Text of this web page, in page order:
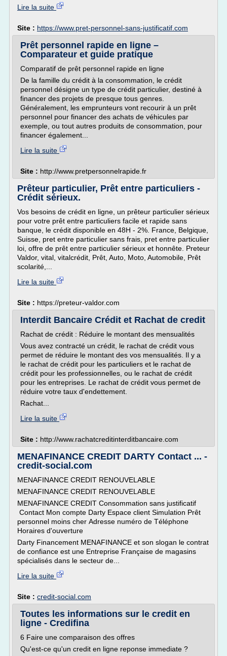
Lire la suite
Site : https://www.pret-personnel-sans-justificatif.com
Prêt personnel rapide en ligne –
Comparateur et guide pratique
Comparatif de prêt personnel rapide en ligne
De la famille du crédit à la consommation, le crédit
personnel désigne un type de crédit particulier, destiné à
financer des projets de presque tous genres.
Généralement, les emprunteurs vont recourir à un prêt
personnel pour financer des achats de véhicules par
exemple, ou tout autres produits de consommation, pour
financer également...
Lire la suite
Site : http://www.pretpersonnelrapide.fr
Prêteur particulier, Prêt entre particuliers -
Crédit sérieux.
Vos besoins de crédit en ligne, un prêteur particulier sérieux
pour votre prêt entre particuliers facile et rapide sans
banque, le crédit disponible en 48H - 2%. France, Belgique,
Suisse, pret entre particulier sans frais, pret entre particulier
loi, offre de prêt entre particulier sérieux et honnête. Preteur
Valdor, vital, vitalcrédit, Prêt, Auto, Moto, Automobile, Prêt
scolarité,...
Lire la suite
Site : https://preteur-valdor.com
Interdit Bancaire Crédit et Rachat de credit
Rachat de crédit : Réduire le montant des mensualités
Vous avez contracté un crédit, le rachat de crédit vous
permet de réduire le montant des vos mensualités. Il y a
le rachat de crédit pour les particuliers et le rachat de
crédit pour les professionnelles, ou le rachat de crédit
pour les entreprises. Le rachat de crédit vous permet de
réduire votre taux d'endettement.
Rachat...
Lire la suite
Site : http://www.rachatcreditinterditbancaire.com
MENAFINANCE CREDIT DARTY Contact ... -
credit-social.com
MENAFINANCE CREDIT RENOUVELABLE
MENAFINANCE CREDIT RENOUVELABLE
MENAFINANCE CREDIT Consommation sans justificatif
Contact Mon compte Darty Espace client Simulation Prêt
personnel moins cher Adresse numéro de Téléphone
Horaires d'ouverture
Darty Financement MENAFINANCE et son slogan le contrat
de confiance est une Entreprise Française de magasins
spécialisés dans le secteur de...
Lire la suite
Site : credit-social.com
Toutes les informations sur le credit en
ligne - Credifina
6 Faire une comparaison des offres
Qu'est-ce qu'un credit en ligne reponse immediate ?